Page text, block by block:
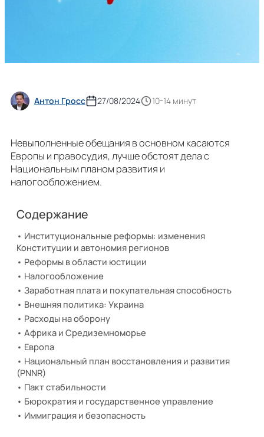
Антон Гросс 27/08/2024 10-14 минут
Невыполненные обещания в основном касаются
Европы и правосудия, лучше обстоят дела с
Национальным планом развития и
налогообложением.
Содержание
Институциональные реформы: изменения
Конституции и автономия регионов
Реформы в области юстиции
Налогообложение
Заработная плата и покупательная способность
Внешняя политика: Украина
Расходы на оборону
Африка и Средиземноморье
Европа
Национальный план восстановления и развития
(PNNR)
Пакт стабильности
Бюрократия и государственное управление
Иммиграция и безопасность